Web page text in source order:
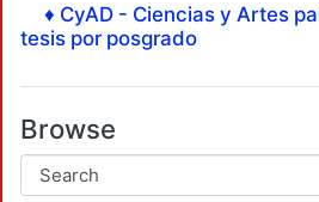
♦ CyAD - Ciencias y Artes
tesis por posgrado
Browse